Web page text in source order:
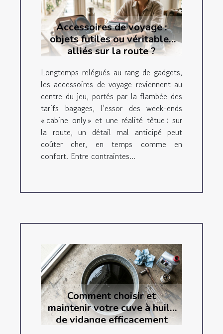
Accessoires de voyage :
objets futiles ou véritables
alliés sur la route ?
Longtemps relégués au rang de gadgets,
les accessoires de voyage reviennent au
centre du jeu, portés par la flambée des
tarifs bagages, l’essor des week-ends
« cabine only » et une réalité têtue : sur
la route, un détail mal anticipé peut
coûter cher, en temps comme en
confort. Entre contraintes...
Comment choisir et
maintenir votre cuve à huile
de vidange efficacement